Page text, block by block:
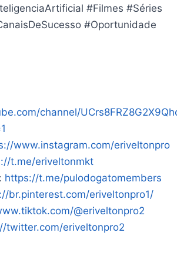
#Filmes #Séries
#Oportunidade
channel/
www.instagram.com/eriveltonpro
t.me/eriveltonmkt
https://t.me/pulodogatomembers
br.pinterest.com/eriveltonpro1/
@eriveltonpro2
twitter.com/eriveltonpro2